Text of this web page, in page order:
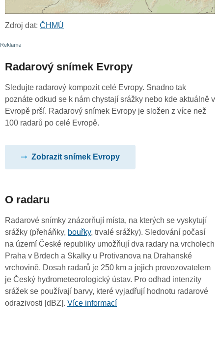
Zdroj dat: ČHMÚ
Radarový snímek Evropy
Sledujte radarový kompozit celé Evropy. Snadno tak
poznáte odkud se k nám chystají srážky nebo kde aktuálně v
Evropě prší. Radarový snímek Evropy je složen z více než
100 radarů po celé Evropě.
Zobrazit snímek Evropy
O radaru
Radarové snímky znázorňují místa, na kterých se vyskytují
srážky (přeháňky, bouřky, trvalé srážky). Sledování počasí
na území České republiky umožňují dva radary na vrcholech
Praha v Brdech a Skalky u Protivanova na Drahanské
vrchovině. Dosah radarů je 250 km a jejich provozovatelem
je Český hydrometeorologický ústav. Pro odhad intenzity
srážek se používají barvy, které vyjadřují hodnotu radarové
odrazivosti [dBZ]. Více informací